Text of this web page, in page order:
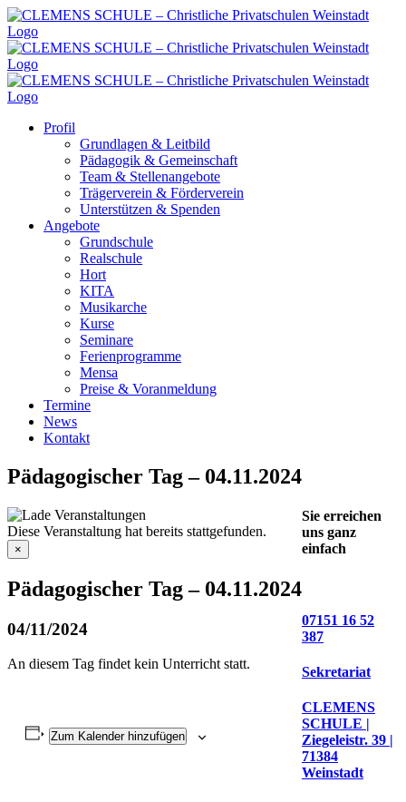
Zum
Inhalt
springen
Profil
Grundlagen & Leitbild
Pädagogik & Gemeinschaft
Team & Stellenangebote
Trägerverein & Förderverein
Unterstützen & Spenden
Angebote
Grundschule
Realschule
Hort
KITA
Musikarche
Kurse
Seminare
Ferienprogramme
Mensa
Preise & Voranmeldung
Termine
News
Kontakt
Pädagogischer Tag – 04.11.2024
Diese Veranstaltung hat bereits stattgefunden.
×
Pädagogischer Tag – 04.11.2024
04/11/2024
An diesem Tag findet kein Unterricht statt.
Zum Kalender hinzufügen
Sie erreichen
uns ganz
einfach
07151 16 52
387
Sekretariat
CLEMENS
SCHULE |
Ziegeleistr. 39 |
71384
Weinstadt